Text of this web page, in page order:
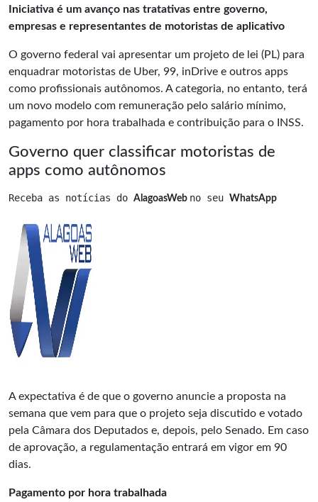
Iniciativa é um avanço nas tratativas entre governo,
empresas e representantes de motoristas de aplicativo
O governo federal vai apresentar um projeto de lei (PL) para
enquadrar motoristas de Uber, 99, inDrive e outros apps
como profissionais autônomos. A categoria, no entanto, terá
um novo modelo com remuneração pelo salário mínimo,
pagamento por hora trabalhada e contribuição para o INSS.
Governo quer classificar motoristas de
apps como autônomos
Receba as notícias do AlagoasWeb no seu WhatsApp
A expectativa é de que o governo anuncie a proposta na
semana que vem para que o projeto seja discutido e votado
pela Câmara dos Deputados e, depois, pelo Senado. Em caso
de aprovação, a regulamentação entrará em vigor em 90
dias.
Pagamento por hora trabalhada